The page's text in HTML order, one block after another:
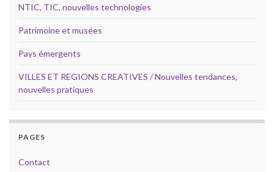
NTIC, TIC, nouvelles technologies
Patrimoine et musées
Pays émergents
VILLES ET REGIONS CREATIVES / Nouvelles tendances,
nouvelles pratiques
PAGES
Contact